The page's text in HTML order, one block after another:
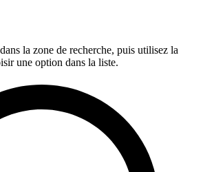
la zone de recherche, puis utilisez la
une option dans la liste.